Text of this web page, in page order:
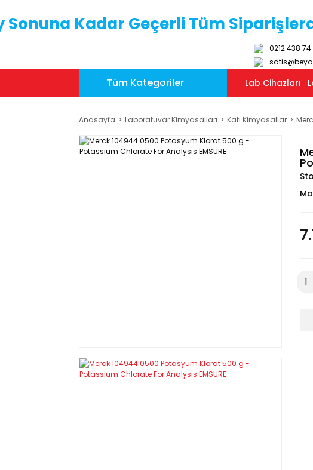
Sonuna Kadar Geçerli Tüm
0212 438 74
Tüm Kategoriler Lab Cihazları
Anasayfa Laboratuvar Kimyasalları Katı Kimyasallar